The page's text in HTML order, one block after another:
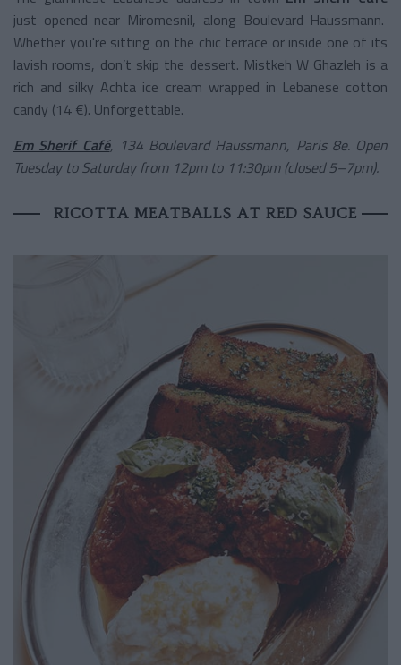
just opened near Miromesnil, along Boulevard Haussmann.
Whether you're sitting on the chic terrace or inside one of its
lavish rooms, don’t skip the dessert. Mistkeh W Ghazleh is a
rich and silky Achta ice cream wrapped in Lebanese cotton
candy (14 €). Unforgettable.
Em Sherif Café, 134 Boulevard Haussmann, Paris 8e. Open
Tuesday to Saturday from 12pm to 11:30pm (closed 5–7pm).
RICOTTA MEATBALLS AT RED SAUCE